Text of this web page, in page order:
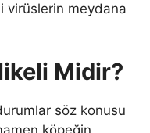
virüslerin meydana
Midir?
söz konusu
köpeğin